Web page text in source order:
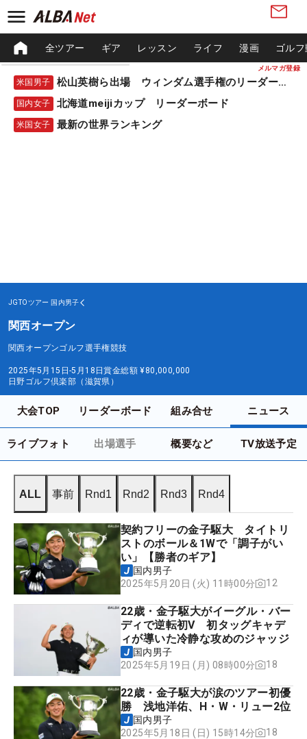
メルマガ登録
全ツアー ギア レッスン ライフ 漫画 ゴル
米国男子 松山英樹ら出場 ウィンダム選手権のリーダーボード
国内女子 北海道meijiカップ リーダーボード
米国女子 最新の世界ランキング
JGTOツアー 国内男子
関西オープン
関西オープンゴルフ選手権競技
2025年5月15日-5月18日賞金総額 ¥80,000,000
日野ゴルフ倶楽部（滋賀県）
大会TOP リーダーボード 組み合せ ニュース
ライブフォト 出場選手 概要など TV放送予定
ALL 事前 Rnd1 Rnd2 Rnd3 Rnd4
契約フリーの金子駆大 タイトリ
ストのボール＆1Wで「調子がい
い」【勝者のギア】
国内男子
2025年5月20日 (火) 11時00分
12
22歳・金子駆大がイーグル・バー
ディで逆転初V 初タッグキャデ
ィが導いた冷静な攻めのジャッジ
国内男子
2025年5月19日 (月) 08時00分
18
22歳・金子駆大が涙のツアー初優
勝 浅地洋佑、H・W・リュー2位
国内男子
2025年5月18日 (日) 15時14分
18